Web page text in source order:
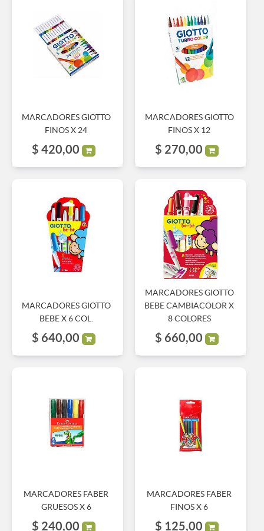
MARCADORES GIOTTO
FINOS X 24
$ 420,00
MARCADORES GIOTTO
FINOS X 12
$ 270,00
MARCADORES GIOTTO
BEBE X 6 COL.
$ 640,00
MARCADORES GIOTTO
BEBE CAMBIACOLOR X
8 COLORES
$ 660,00
MARCADORES FABER
GRUESOS X 6
$ 240,00
MARCADORES FABER
FINOS X 6
$ 125,00